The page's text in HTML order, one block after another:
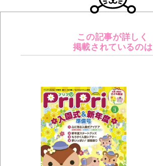
この記事が詳しく
掲載されているのは